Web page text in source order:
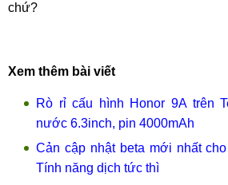
chứ?
Xem thêm bài viết
Rò rỉ cấu hình Honor 9A trên
nước 6.3inch, pin 4000mAh
Cản cập nhật beta mới nhất
Tính năng dịch tức thì